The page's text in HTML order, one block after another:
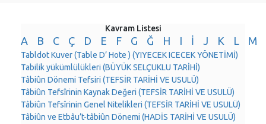
Kavram Listesi
A B C Ç D E F G Ğ H I İ J K L M
Tabldot Kuver (Table D’ Hote ) (YIYECEK ICECEK YÖNETİMİ)
Tabilik yükümlülükleri (BÜYÜK SELÇUKLU TARİHİ)
Tâbiûn Dönemi Tefsiri (TEFSİR TARİHİ VE USULÜ)
Tâbiûn Tefsîrinin Kaynak Değeri (TEFSİR TARİHİ VE USULÜ)
Tâbiûn Tefsîrinin Genel Nitelikleri (TEFSİR TARİHİ VE USULÜ)
Tâbiûn ve Etbâu’t-tâbiûn Dönemi (HADİS TARİHİ VE USULÜ)